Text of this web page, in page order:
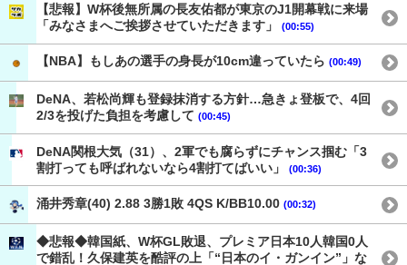
【悲報】W杯後無所属の長友佑都が東京のJ1開幕戦に来場
「みなさまへご挨拶させていただきます」
(00:55)
【NBA】もしあの選手の身長が10cm違っていたら (00:49)
DeNA、若松尚輝も登録抹消する方針…急きょ登板で、4回
2/3を投げた負担を考慮して (00:45)
DeNA関根大気（31）、2軍でも腐らずにチャンス掴む「3
割打っても呼ばれないなら4割打てばいい」
(00:36)
涌井秀章(40) 2.88 3勝1敗 4QS K/BB10.00 (00:32)
◆悲報◆韓国紙、W杯GL敗退、プレミア日本10人韓国0人
で錯乱！久保建英を酷評の上「“日本のイ・ガンイン”」な